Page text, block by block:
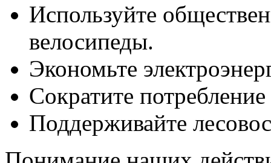
Используйте
велосипеды.
Экономьте
Сократите
Поддерживайте